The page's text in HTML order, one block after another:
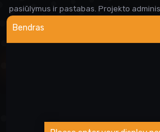
Bendras
pasiūlymus ir pastabas. Projekto
visada linkusi padėti prireikus